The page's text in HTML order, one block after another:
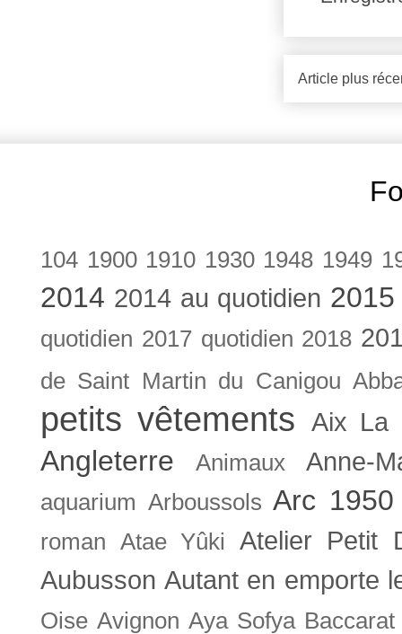
Article plus
104 1900 1910 1930 1948 1949
2014 2014 au quotidien
quotidien 2017 quotidien 2018
de Saint Martin du Canigou
petits vêtements Aix La
Angleterre Animaux Anne-
aquarium Arboussols Arc 1950
roman Atae Yûki
Atelier Petit
Aubusson Autant en emporte
Oise Avignon Aya Sofya Baccarat